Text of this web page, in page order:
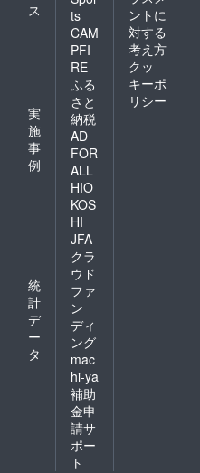
ス
実
施
事
例
統
計
デ
ー
タ
ts
CAM
PFI
RE
ふる
さと
納税
AD
FOR
ALL
HIO
KOS
HI
JFA
クラ
ウド
ファ
ン
ディ
ング
mac
hi-ya
補助
金申
請サ
ポー
ト
ントに
対する
考え方
クッ
キーポ
リシー